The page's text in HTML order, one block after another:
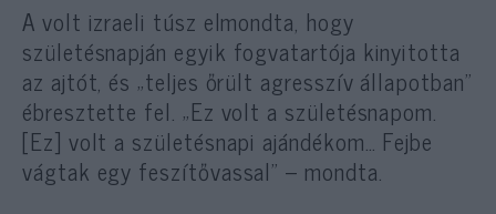
A volt izraeli túsz elmondta, hogy
születésnapján egyik fogvatartója kinyitotta
az ajtót, és „teljes őrült agresszív állapotban”
ébresztette fel. „Ez volt a születésnapom.
[Ez] volt a születésnapi ajándékom… Fejbe
vágtak egy feszítővassal” – mondta.